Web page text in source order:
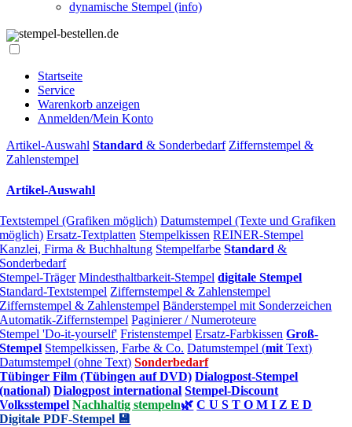
dynamische Stempel (info)
stempel-bestellen.de
Startseite
Service
Warenkorb anzeigen
Anmelden/Mein Konto
Artikel-Auswahl Standard & Sonderbedarf Ziffernstempel &
Zahlenstempel
Artikel-Auswahl
Textstempel (Grafiken möglich) Datumstempel (Texte und Grafiken
möglich) Ersatz-Textplatten Stempelkissen REINER-Stempel
Kanzlei, Firma & Buchhaltung Stempelfarbe Standard &
Sonderbedarf
Stempel-Träger Mindesthaltbarkeit-Stempel digitale Stempel
Standard-Textstempel Ziffernstempel & Zahlenstempel
Ziffernstempel & Zahlenstempel Bänderstempel mit Sonderzeichen
Automatik-Ziffernstempel Paginierer / Numeroteure
Stempel 'Do-it-yourself' Fristenstempel Ersatz-Farbkissen Groß-
Stempel Stempelkissen, Farbe & Co. Datumstempel (mit Text)
Datumstempel (ohne Text) Sonderbedarf
Tübinger Film (Tübingen auf DVD) Dialogpost-Stempel
(national) Dialogpost international Stempel-Discount
Volksstempel Nachhaltig stempeln🌿 C U S T O M I Z E D
Digitale PDF-Stempel 💾